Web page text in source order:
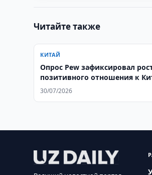
Читайте также
КИТАЙ
Опрос Pew зафиксировал
позитивного отношения к
30/07/2026